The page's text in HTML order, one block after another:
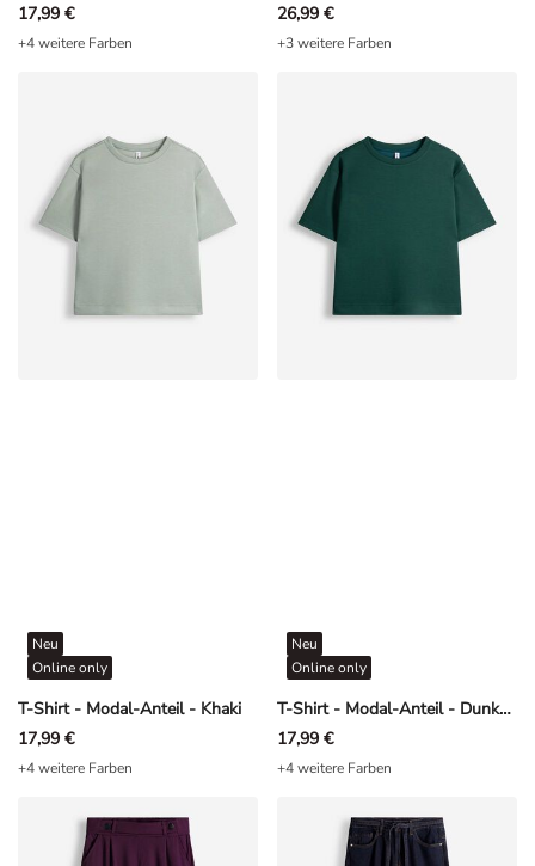
17,99 €
+4 weitere Farben
26,99 €
+3 weitere Farben
T-Shirt - Modal-Anteil - Khaki
Neu
Online only
17,99 €
+4 weitere Farben
T-Shirt - Modal-Anteil - Dunkelgrün
Neu
Online only
17,99 €
+4 weitere Farben